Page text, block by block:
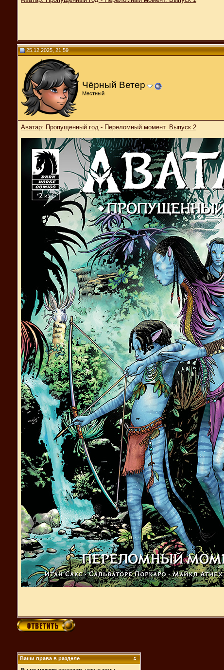
25.12.2025, 21:59
Чёрный Ветер
Местный
Аватар: Пропущенный год - Переломный момент. Выпуск 2
Ваши права в разделе